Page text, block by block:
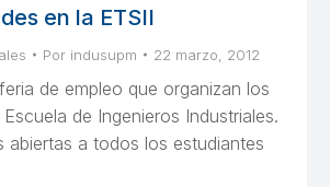
en la ETSII
Por indusupm 22 marzo, 2012
de empleo que organizan los
de Ingenieros Industriales.
abiertas a todos los estudiantes